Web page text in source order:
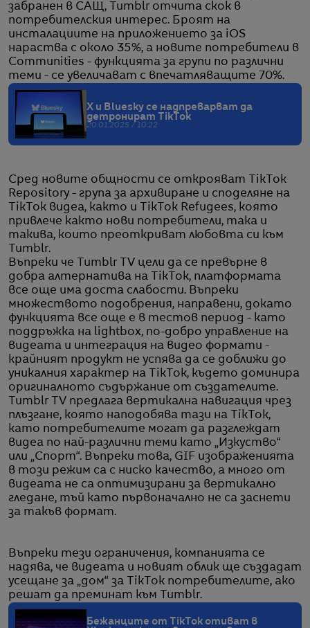
забранен в САЩ, Tumblr отчита скок в
потребителския интерес. Броят на
инсталациите на приложението за iOS
нараства с около 35%, а новите потребители в
Communities - функцията за групи по различни
теми - се увеличават с впечатляващите 70%.
X и Bluesky се надпреварват да
детронират TikTok
20.01.2025 / 10:22
Сред новите общности се открояват TikTok
Repository - група за архивиране и споделяне на
TikTok видеа, както и TikTok Refugees, която
привлече както нови потребители, така и
такива, които преоткриват любовта си към
Tumblr.
Въпреки че Tumblr TV цели да се превърне в
добра алтернатива на TikTok, платформата
все още има доста слабости. Въпреки
множеството подобрения, направени, докато
функцията все още е в тестов период - като
поддръжка на lightbox, по-добро управление на
видеата и интеграция на видео формати -
крайният продукт не успява да се доближи до
уникалния характер на TikTok, където доминира
оригиналното съдържание от създателите.
Tumblr TV предлага вертикална навигация чрез
плъзгане, която наподобява тази на TikTok,
като потребителите могат да разглеждат
видеа по най-различни теми като „Изкуство“
или „Спорт“. Въпреки това, GIF изображенията
в този режим са с ниско качество, а много от
видеата не са оптимизирани за вертикално
гледане, тъй като първоначално не са заснети
за такъв формат.
Въпреки тези ограничения, компанията се
надява, че видеата и новият облик ще създадат
усещане за „дом“ за TikTok потребителите, ако
решат да преминат към Tumblr.
Бежанците от TikTok отиват в